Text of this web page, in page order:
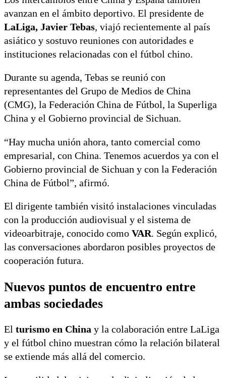
avanzan en el ámbito deportivo. El presidente de
LaLiga, Javier Tebas, viajó recientemente al país
asiático y sostuvo reuniones con autoridades e
instituciones relacionadas con el fútbol chino.
Durante su agenda, Tebas se reunió con
representantes del Grupo de Medios de China
(CMG), la Federación China de Fútbol, la Superliga
China y el Gobierno provincial de Sichuan.
“Hay mucha unión ahora, tanto comercial como
empresarial, con China. Tenemos acuerdos ya con el
Gobierno provincial de Sichuan y con la Federación
China de Fútbol”, afirmó.
El dirigente también visitó instalaciones vinculadas
con la producción audiovisual y el sistema de
videoarbitraje, conocido como VAR. Según explicó,
las conversaciones abordaron posibles proyectos de
cooperación futura.
Nuevos puntos de encuentro entre
ambas sociedades
El turismo en China y la colaboración entre LaLiga
y el fútbol chino muestran cómo la relación bilateral
se extiende más allá del comercio.